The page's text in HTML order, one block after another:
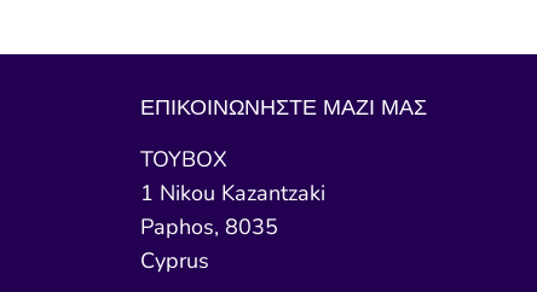
ΕΠΙΚΟΙΝΩΝΗΣΤΕ ΜΑΖΙ ΜΑΣ
TOYBOX
1 Nikou Kazantzaki
Paphos, 8035
Cyprus